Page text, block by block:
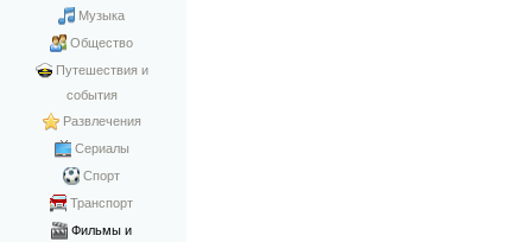
Музыка
Общество
Путешествия и
события
Развлечения
Сериалы
Спорт
Транспорт
Фильмы и